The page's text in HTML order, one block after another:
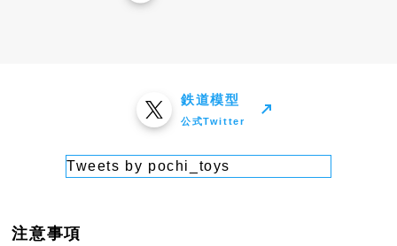
鉄道模型
公式Twitter
Tweets by pochi_toys
注意事項